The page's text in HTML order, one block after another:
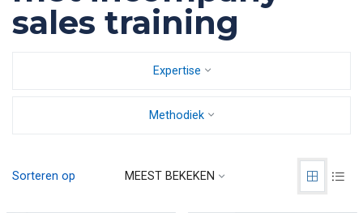
sales training
Expertise
Methodiek
Sorteren op MEEST BEKEKEN